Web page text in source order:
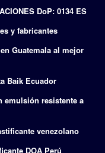
DoP: 0134 ES
y fabricantes
Guatemala al mejor
Baik Ecuador
emulsión resistente a
venezolano
DOA Perú